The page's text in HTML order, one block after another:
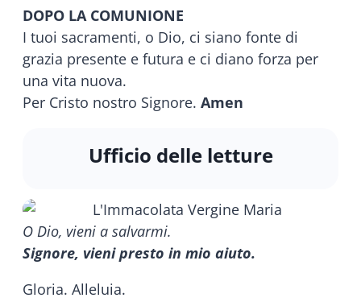
DOPO LA COMUNIONE
I tuoi sacramenti, o Dio, ci siano fonte di
grazia presente e futura e ci diano forza per
una vita nuova.
Per Cristo nostro Signore. Amen
Ufficio delle letture
O Dio, vieni a salvarmi.
Signore, vieni presto in mio aiuto.
Gloria. Alleluia.